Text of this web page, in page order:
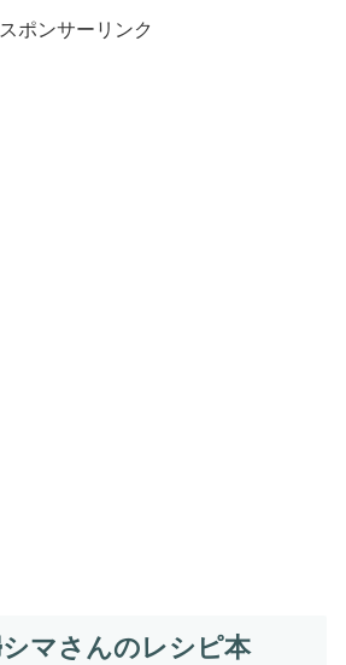
スポンサーリンク
マさんのレシピ本